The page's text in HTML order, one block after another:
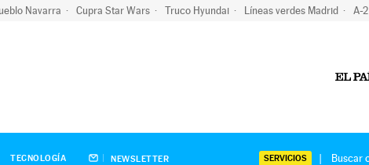
Navarra Cupra Star Wars Truco Hyundai Líneas verdes Madrid A-2
TECNOLOGÍA NEWSLETTER SERVICIOS